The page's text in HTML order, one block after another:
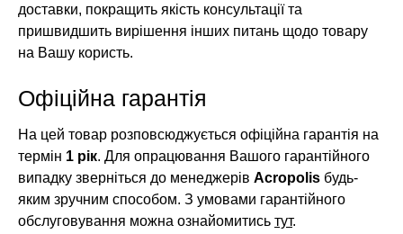
доставки, покращить якість консультації та
пришвидшить вирішення інших питань щодо товару
на Вашу користь.
Офіційна гарантія
На цей товар розповсюджується офіційна гарантія на
термін 1 рік. Для опрацювання Вашого гарантійного
випадку зверніться до менеджерів Acropolis будь-
яким зручним способом. З умовами гарантійного
обслуговування можна ознайомитись тут.